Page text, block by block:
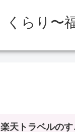
くらり〜
楽天トラベルのす